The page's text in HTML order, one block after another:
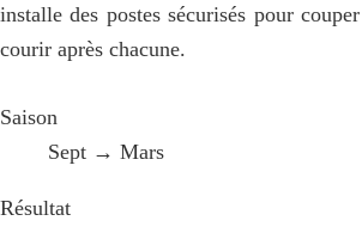
installe des postes sécurisés pour
courir après chacune.
Saison
Sept → Mars
Résultat